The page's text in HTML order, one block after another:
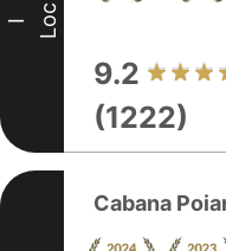
I Loc
9.2
(1222)
Cabana